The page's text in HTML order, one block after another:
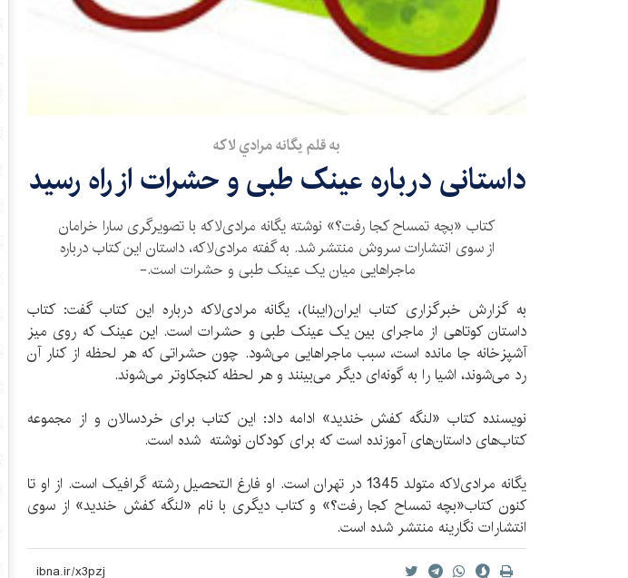
به قلم يگانه مرادي لاكه
داستانی درباره عینک طبی و حشرات از راه رسید
کتاب «بچه تمساح کجا رفت؟» نوشته یگانه مرادی‌لاکه با تصویرگری سارا خرامان
از سوی انتشارات سروش منتشر شد. به گفته مرادی‌لاکه، داستان این کتاب درباره
ماجراهایی میان یک عینک طبی و حشرات است.-
به گزارش خبرگزاری کتاب ایران(ایبنا)، یگانه مرادی‌لاکه درباره این کتاب گفت: کتاب
داستان کوتاهی از ماجرای بین یک عینک طبی و حشرات است. این عینک که روی میز
آشپزخانه جا مانده است، سبب ماجراهایی می‌شود. چون حشراتی که هر لحظه از کنار آن
رد می‌شوند، اشیا را به گونه‌ای دیگر می‌بینند و هر لحظه کنجکاوتر می‌شوند.
نویسنده کتاب «لنگه کفش خندید» ادامه داد: این کتاب برای خردسالان و از مجموعه
کتاب‌های داستان‌های آموزنده است که برای کودکان نوشته شده است.
یگانه مرادی‌لاکه متولد 1345 در تهران است. او فارغ التحصیل رشته گرافیک است. از او تا
کنون کتاب«بچه تمساح کجا رفت؟» و کتاب دیگری با نام «لنگه کفش خندید» از سوی
انتشارات نگارینه منتشر شده است.